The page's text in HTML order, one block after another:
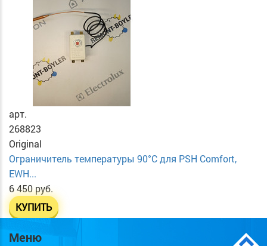
арт.
268823
Original
Ограничитель температуры 90°C для PSH Comfort,
EWH...
6 450 руб.
КУПИТЬ
Меню